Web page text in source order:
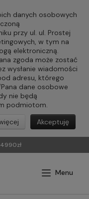
danych osobowych
przy ul. ul. Prostej
w tym na
elektroniczną.
zgoda może zostać
wysłanie wiadomości
adresu, którego
dane osobowe
nie będą
podmiotom.
Akceptuję